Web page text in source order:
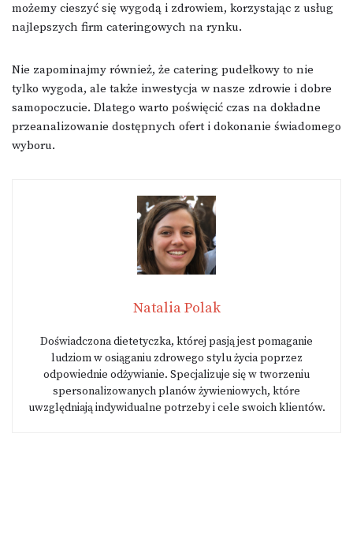
możemy cieszyć się wygodą i zdrowiem, korzystając z usług
najlepszych firm cateringowych na rynku.
Nie zapominajmy również, że catering pudełkowy to nie
tylko wygoda, ale także inwestycja w nasze zdrowie i dobre
samopoczucie. Dlatego warto poświęcić czas na dokładne
przeanalizowanie dostępnych ofert i dokonanie świadomego
wyboru.
Natalia Polak
Doświadczona dietetyczka, której pasją jest pomaganie
ludziom w osiąganiu zdrowego stylu życia poprzez
odpowiednie odżywianie. Specjalizuje się w tworzeniu
spersonalizowanych planów żywieniowych, które
uwzględniają indywidualne potrzeby i cele swoich klientów.